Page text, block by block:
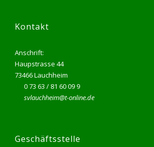
Kontakt
Anschrift:
Haupstrasse 44
73466 Lauchheim
0 73 63 / 81 60 09 9
svlauchheim@t-online.de
Geschäftsstelle